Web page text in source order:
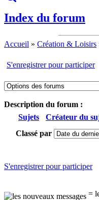
Index du forum
Accueil » Création & Loisirs
S'enregistrer pour participer
Description du forum :
Sujets
Créateur du
Classé par
S'enregistrer pour participer
=